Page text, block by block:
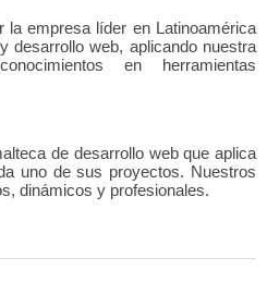
empresa líder en Latinoamérica
desarrollo web, aplicando nuestra
en herramientas
de desarrollo web que aplica
uno de sus proyectos. Nuestros
dinámicos y profesionales.